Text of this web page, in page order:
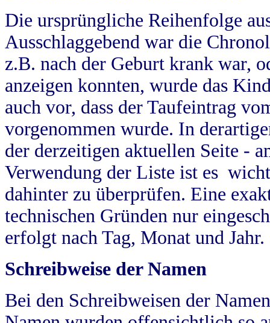
Die ursprüngliche Reihenfolge
Ausschlaggebend war die
z.B. nach der Geburt krank war,
anzeigen konnten, wurde das
auch vor, dass der Taufeintrag
vorgenommen wurde. In
der derzeitigen aktuellen Seite -
Verwendung der Liste ist es
dahinter zu überprüfen. Eine
technischen Gründen nur
erfolgt nach Tag, Monat und Jahr.
Schreibweise der Namen
Bei den Schreibweisen der